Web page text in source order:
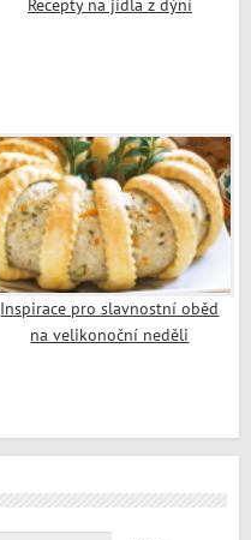
Recepty na jídla z dýní
Inspirace pro slavnostní oběd
na velikonoční neděli